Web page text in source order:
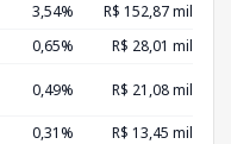
3,54%
R$ 152,87 mil
0,65%
R$ 28,01 mil
0,49% R$ 21,08 mil
0,31%
R$ 13,45 mil